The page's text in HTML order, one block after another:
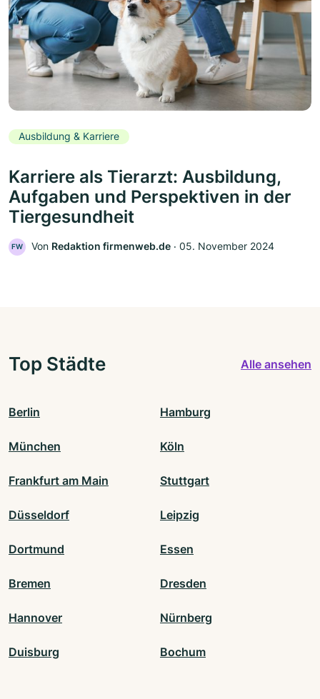
Ausbildung & Karriere
Karriere als Tierarzt: Ausbildung,
Aufgaben und Perspektiven in der
Tiergesundheit
FW Von Redaktion firmenweb.de ‧ 05. November 2024
Top Städte Alle ansehen
Berlin Hamburg
München Köln
Frankfurt am Main Stuttgart
Düsseldorf Leipzig
Dortmund Essen
Bremen Dresden
Hannover Nürnberg
Duisburg Bochum